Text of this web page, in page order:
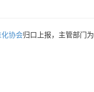
化协会归口上报，主管部门为